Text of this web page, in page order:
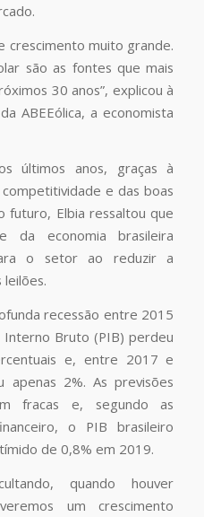
crescimento muito grande.
são as fontes que mais
30 anos”, explicou à
ABEEólica, a economista
últimos anos, graças à
e das boas
futuro, Elbia ressaltou que
da economia brasileira
o setor ao reduzir a
recessão entre 2015
Bruto (PIB) perdeu
e, entre 2017 e
apenas 2%. As previsões
fracas e, segundo as
o PIB brasileiro
de 0,8% em 2019.
quando houver
um crescimento